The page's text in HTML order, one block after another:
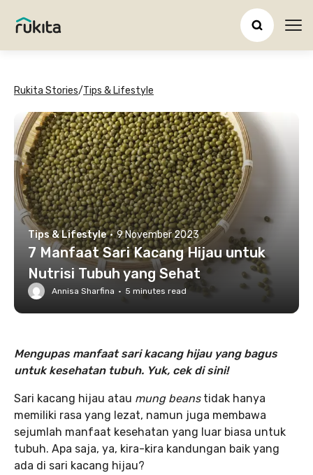
Rukita Stories/Tips & Lifestyle
Tips & Lifestyle · 9 November 2023
7 Manfaat Sari Kacang Hijau untuk
Nutrisi Tubuh yang Sehat
Annisa Sharfina · 5 minutes read
Mengupas manfaat sari kacang hijau yang bagus
untuk kesehatan tubuh. Yuk, cek di sini!
Sari kacang hijau atau mung beanstidak hanya
memiliki rasa yang lezat, namun juga membawa
sejumlah manfaat kesehatan yang luar biasa untuk
tubuh. Apa saja, ya, kira-kira kandungan baik yang
ada di sari kacang hijau?